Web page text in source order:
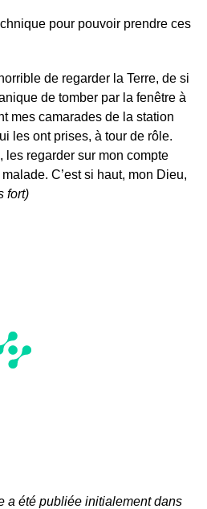
pour pouvoir prendre ces
de regarder la Terre, de si
de tomber par la fenêtre à
mes camarades de la station
les ont prises, à tour de rôle.
les regarder sur mon compte
C’est si haut, mon Dieu,
fort)
a été publiée initialement dans